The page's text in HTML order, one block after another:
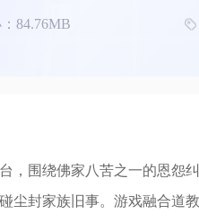
84.76MB
，围绕佛家八苦之一的恩怨
尘封家族旧事。游戏融合道